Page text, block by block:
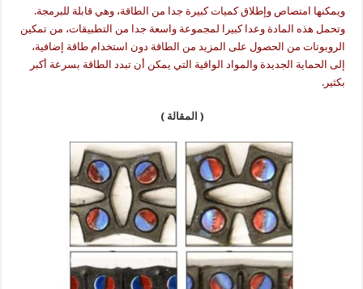
ويمكنها امتصاص وإطلاق كميات كبيرة جدا من الطاقة، وهي قابلة للبرمجة.
وتحمل هذه المادة وعدا كبيرا لمجموعة واسعة جدا من التطبيقات، من تمكين
الروبوتات من الحصول على المزيد من الطاقة دون استخدام طاقة إضافية،
إلى الحماية الجديدة والمواد الواقية التي يمكن أن تبدد الطاقة بسرعة أكبر
بكثير.
( المقالة )